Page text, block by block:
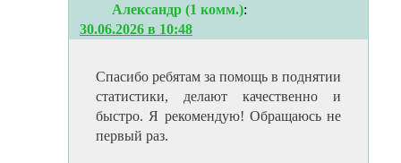
Александр (1 комм.):
30.06.2026 в 10:48
Спасибо ребятам за помощь в поднятии
статистики, делают качественно и
быстро. Я рекомендую! Обращаюсь не
первый раз.